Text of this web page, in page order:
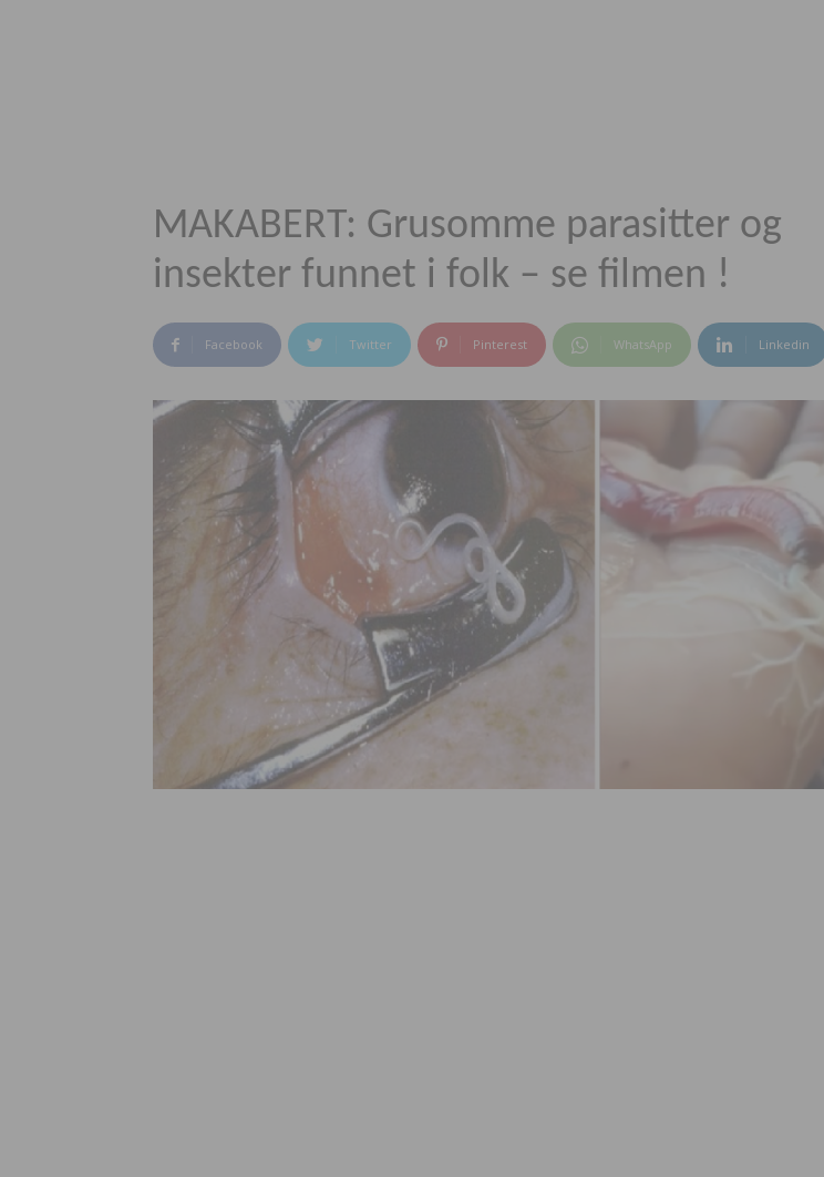
MAKABERT: Grusomme parasitter og
insekter funnet i folk – se filmen !
Facebook Twitter Pinterest WhatsApp Linkedin